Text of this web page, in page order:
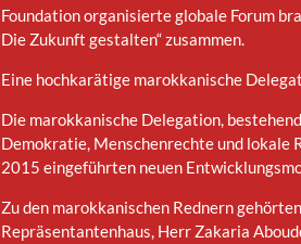
Foundation organisierte globale Forum
Die Zukunft gestalten“ zusammen.
Eine hochkarätige marokkanische
Die marokkanische Delegation,
Demokratie, Menschenrechte und lokale
2015 eingeführten neuen
Zu den marokkanischen Rednern
Repräsentantenhaus, Herr Zakaria